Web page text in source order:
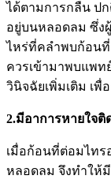
ได้ตามการกลืน ป
อยู่บนหลอดลม ซึ่ง
ไหร่ที่คลำพบก้อน
ควรเข้ามาพบแพท
วินิจฉัยเพิ่มเติม เพื่
2.มีอาการหายใจ
เมื่อก้อนที่ต่อมไท
หลอดลม จึงทำให้